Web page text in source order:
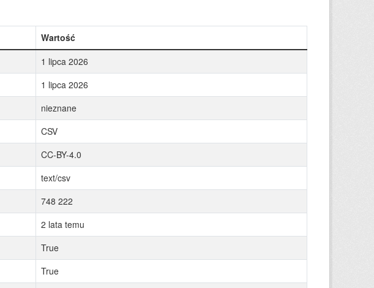
Wartość
1 lipca 2026
1 lipca 2026
nieznane
CSV
CC-BY-4.0
text/csv
748 222
2 lata temu
True
True